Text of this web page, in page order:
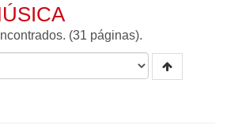
(31 páginas).